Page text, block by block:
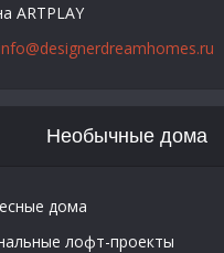
ARTPLAY
Необычные дома
дома
лофт-проекты